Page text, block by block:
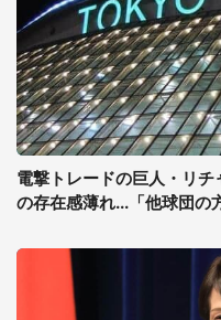
電撃トレードの巨人・リ
の存在感薄れ...「他球団の